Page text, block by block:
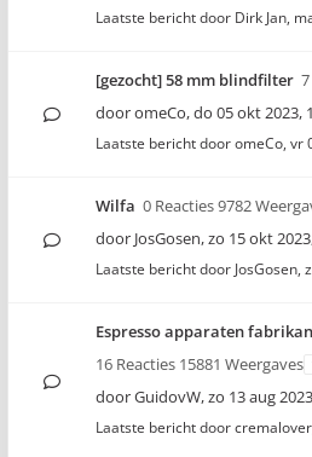
Laatste bericht door Dirk Jan,
[gezocht] 58 mm blindfilter
dooromeCo,do 05 okt 2023,
Laatste bericht dooromeCo, vr
Wilfa 0 Reacties 9782
door JosGosen,zo 15 okt
Laatste bericht door JosGosen,
Espresso apparaten
16 Reacties 15881 Weergaves
doorGuidovW,zo 13 aug
Laatste bericht doorcremalover